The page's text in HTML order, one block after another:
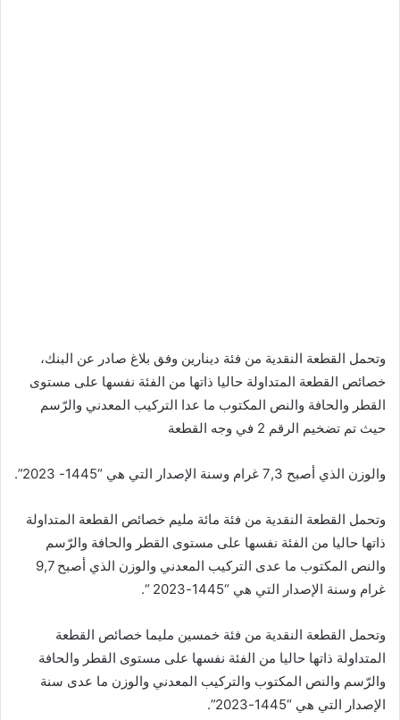
وتحمل القطعة النقدية من فئة دينارين وفق بلاغ صادر عن البنك،
خصائص القطعة المتداولة حاليا ذاتها من الفئة نفسها على مستوى
القطر والحافة والنص المكتوب ما عدا التركيب المعدني والرّسم
حيث تم تضخيم الرقم 2 في وجه القطعة
والوزن الذي أصبح 7,3 غرام وسنة الإصدار التي هي “1445- 2023”.
وتحمل القطعة النقدية من فئة مائة مليم خصائص القطعة المتداولة
ذاتها حاليا من الفئة نفسها على مستوى القطر والحافة والرّسم
والنص المكتوب ما عدى التركيب المعدني والوزن الذي أصبح 9,7
غرام وسنة الإصدار التي هي “1445-2023 “.
وتحمل القطعة النقدية من فئة خمسين مليما خصائص القطعة
المتداولة ذاتها حاليا من الفئة نفسها على مستوى القطر والحافة
والرّسم والنص المكتوب والتركيب المعدني والوزن ما عدى سنة
الإصدار التي هي “1445-2023”.